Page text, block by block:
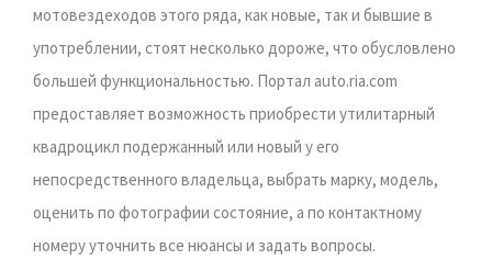
мотовездеходов этого ряда, как новые, так и бывшие в
употреблении, стоят несколько дороже, что обусловлено
большей функциональностью. Портал auto.ria.com
предоставляет возможность приобрести утилитарный
квадроцикл подержанный или новый у его
непосредственного владельца, выбрать марку, модель,
оценить по фотографии состояние, а по контактному
номеру уточнить все нюансы и задать вопросы.